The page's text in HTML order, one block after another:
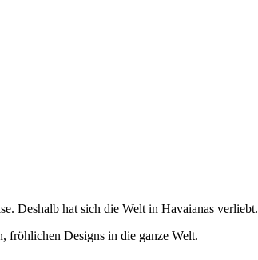
Deshalb hat sich die Welt in Havaianas verliebt.
fröhlichen Designs in die ganze Welt.